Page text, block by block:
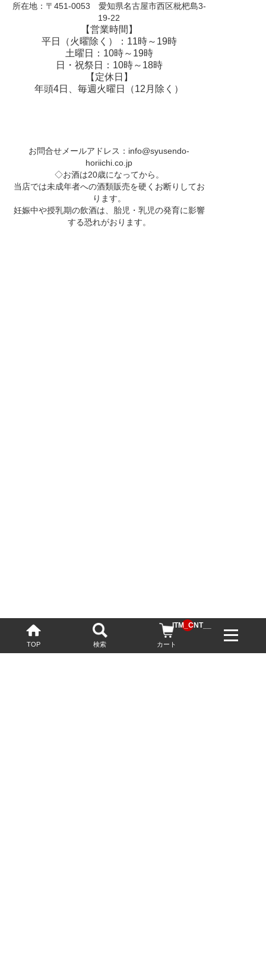
TOP 検索 カート
__ITM_CNT__
所在地：〒451-0053 愛知県名古屋市西区枇杷島3-
19-22
【営業時間】
平日（火曜除く）：11時～19時
土曜日：10時～19時
日・祝祭日：10時～18時
【定休日】
年頭4日、毎週火曜日（12月除く）
お問合せメールアドレス： info@syusendo-
horiichi.co.jp
◇お酒は20歳になってから。
当店では未成年者への酒類販売を硬くお断りしてお
ります。
妊娠中や授乳期の飲酒は、胎児・乳児の発育に影響
する恐れがおります。